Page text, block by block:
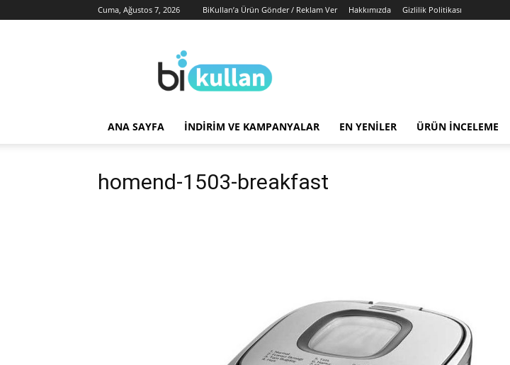
Cuma, Ağustos 7, 2026 BiKullan’a Ürün Gönder / Reklam Ver Hakkımızda Gizlilik Politikası
ANA SAYFA İNDIRIM VE KAMPANYALAR EN YENILER ÜRÜN İNCELEME
homend-1503-breakfast